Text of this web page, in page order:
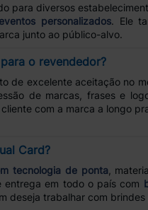
para diversos
personalizados. Ele
junto ao público-alvo.
o revendedor?
de excelente aceitação no
de marcas, frases e
com a marca a longo
Card?
tecnologia de ponta ,
em todo o país com
deseja trabalhar com brindes